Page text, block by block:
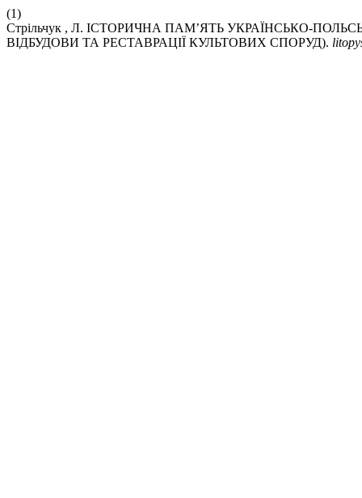
(1)
Стрільчук , Л. ІСТОРИЧНА ПАМ’ЯТЬ УКРАЇНСЬКО-
ВІДБУДОВИ ТА РЕСТАВРАЦІЇ КУЛЬТОВИХ СПОРУД).